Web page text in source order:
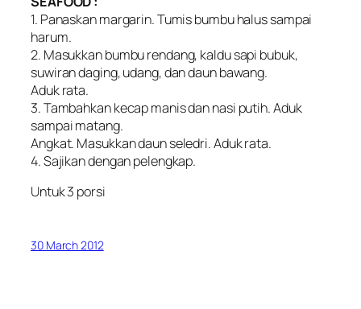
1. Panaskan margarin. Tumis bumbu halus sampai
harum.
2. Masukkan bumbu rendang, kaldu sapi bubuk,
suwiran daging, udang, dan daun bawang.
Aduk rata.
3. Tambahkan kecap manis dan nasi putih. Aduk
sampai matang.
Angkat. Masukkan daun seledri. Aduk rata.
4. Sajikan dengan pelengkap.
Untuk 3 porsi
30 March 2012